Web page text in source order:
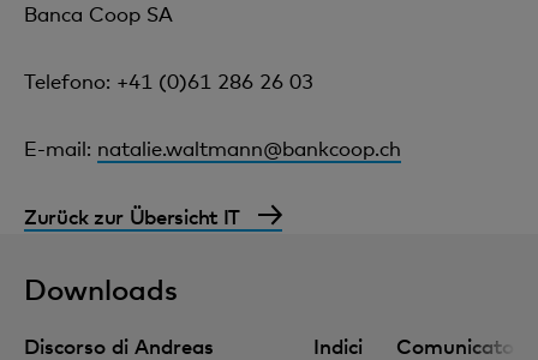
Banca Coop SA
Telefono: +41 (0)61 286 26 03
E-mail: natalie.waltmann@bankcoop.ch
Zurück zur Übersicht IT
Downloads
Discorso di Andreas
Indici
Comunicato